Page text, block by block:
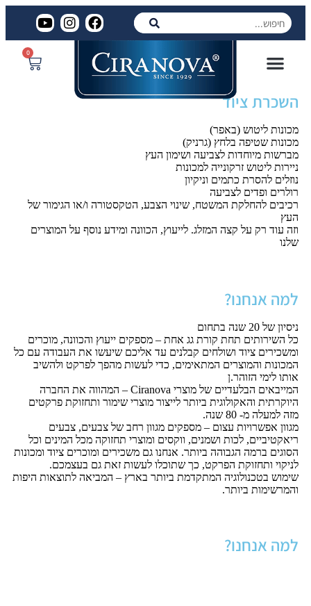
0
השכרת ציוד
מכונות ליטוש (באפר)
מכונות שטיפה בלחץ (גרניק)
מברשות מיוחדות לצביעה ושימון העץ
ניירות ליטוש זרקונייה למכונות
נוזלים להסרת כתמים וניקיון
רולרים ופדים לצביעה
רכיבים להחלקת המשטח, שינוי הצבע, הטקסטורה ו/או הגימור של
העץ
וזה עוד רק על קצה המזלג. לייעוץ, הכוונה ומידע נוסף על המוצרים
שלנו
למה אנחנו?
ניסיון של 20 שנה בתחום
כל השירותים תחת קורת גג אחת – מספקים ייעוץ והכוונה, מוכרים
ומשכירים ציוד ושולחים קבלנים עד אליכם שיעשו את העבודה עם כל
המכונות והמוצרים המתאימים, כדי לעשות מהפך לפרקט ולהשיב
אותו לימי הזוהר.ן
המייבאים הבלעדיים של מוצרי Ciranova – המהווה את החברה
היוקרתית והאקולוגית ביותר לייצור מוצרי שימור ותחזוקת פרקטים
מזה למעלה מ- 80 שנה.
מגוון אפשרויות עצום – מספקים מגוון רחב של צבעים, צבעים
ריאקטיביים, לכות ושמנים, ווקסים ומוצרי תחזוקה מכל המינים וכל
הסוגים ברמה הגבוהה ביותר. אנחנו גם משכירים ומוכרים ציוד ומכונות
לניקוי ותחזוקת הפרקט, כך שתוכלו לעשות זאת גם בעצמכם.
שימוש בטכנולוגיה המתקדמת ביותר בארץ – המביאה לתוצאות היפות
והמרשימות ביותר.
למה אנחנו?